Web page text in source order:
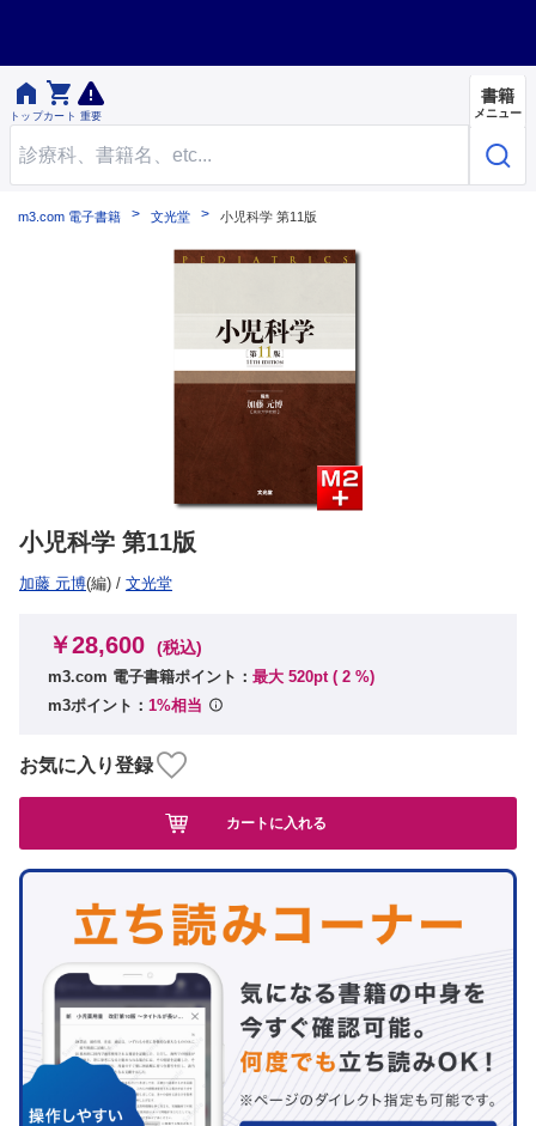

トップ

カート 重要
書籍
メニュー
m3.com 電子書籍 文光堂 小児科学 第11版
小児科学 第11版
加藤 元博(編) / 文光堂
￥28,600 (税込)
m3.com 電子書籍ポイント： 最大 520pt ( 2 %)
m3ポイント： 1%相当
お気に入り登録
カートに入れる